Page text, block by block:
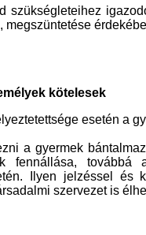
szükségleteihez
megszüntetése
kötelesek
esetén a
a gyermek
fennállása,
Ilyen jelzéssel és
szervezet is